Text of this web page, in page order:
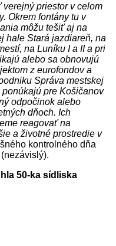
priestor v celom
Okrem fontány tu v
môžu tešiť aj na
hale Stará jazdiareň, na
na Luníku I a II a pri
alebo sa obnovujú
z eurofondov a
Správa mestskej
pre Košičanov
odpočinok alebo
dňoch. Ich
reagovať na
a životné prostredie v
kontrolného dňa
50-ka sídliska